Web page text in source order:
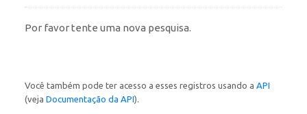
Por favor tente uma nova pesquisa.
Você também pode ter acesso a esses registros usando a API
(veja Documentação da API).